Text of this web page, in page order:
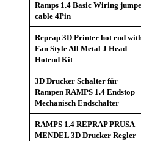
Ramps 1.4 Basic Wiring
cable 4Pin
Reprap 3D Printer hot end
Fan Style All Metal J Head
Hotend Kit
3D Drucker Schalter für
Rampen RAMPS 1.4 Endstop
Mechanisch Endschalter
RAMPS 1.4 REPRAP PRUSA
MENDEL 3D Drucker Regler